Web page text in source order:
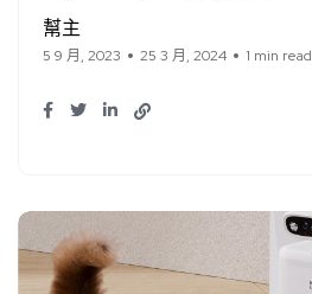
幫主
5 9 月, 2023 25 3 月, 2024 1 min read